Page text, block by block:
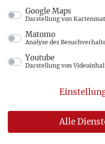
Google Maps
Darstellung von
Matomo
Analyse des
Youtube
Darstellung von
Alle